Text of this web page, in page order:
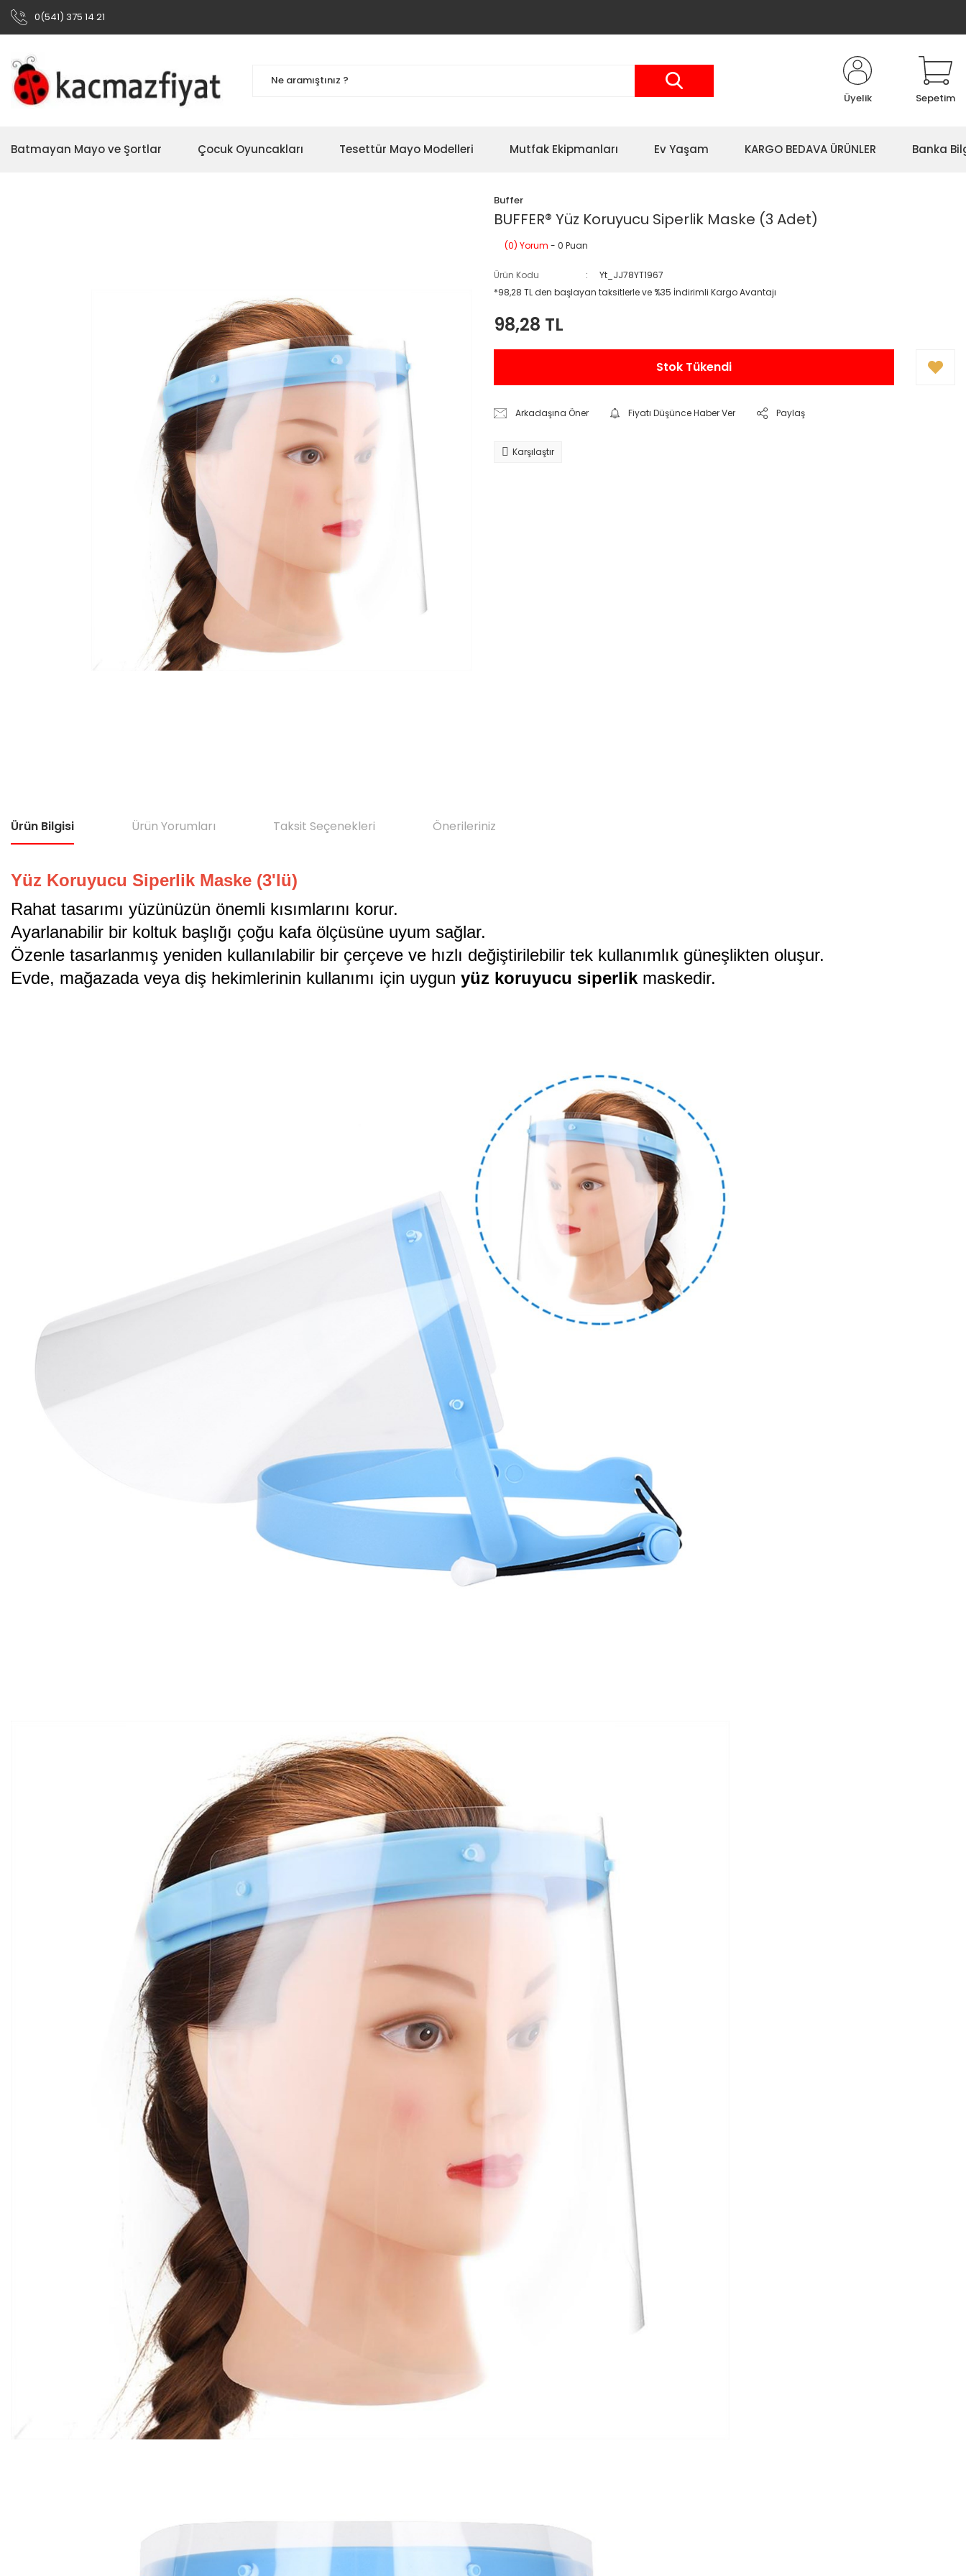
0(541) 375 14 21
Üyelik Sepetim
Batmayan Mayo ve Şortlar Çocuk Oyuncakları Tesettür Mayo Modelleri Mutfak Ekipmanları Ev Yaşam KARGO BEDAVA ÜRÜNLER Banka
Buffer
BUFFER® Yüz Koruyucu Siperlik Maske (3 Adet)
(0) Yorum - 0 Puan
Ürün Kodu
Yt_JJ78YT1967
*98,28 TL den başlayan taksitlerle ve %35 İndirimli Kargo Avantajı
98,28 TL
Stok Tükendi
Arkadaşına Öner Fiyatı Düşünce Haber Ver Paylaş
Karşılaştır
Ürün Bilgisi Ürün Yorumları Taksit Seçenekleri Önerileriniz
Yüz Koruyucu Siperlik Maske (3'lü)
Rahat tasarımı yüzünüzün önemli kısımlarını korur.
Ayarlanabilir bir koltuk başlığı çoğu kafa ölçüsüne uyum sağlar.
Özenle tasarlanmış yeniden kullanılabilir bir çerçeve ve hızlı değiştirilebilir tek kullanımlık güneşlikten oluşur.
Evde, mağazada veya diş hekimlerinin kullanımı için uygun yüz koruyucu siperlik maskedir.